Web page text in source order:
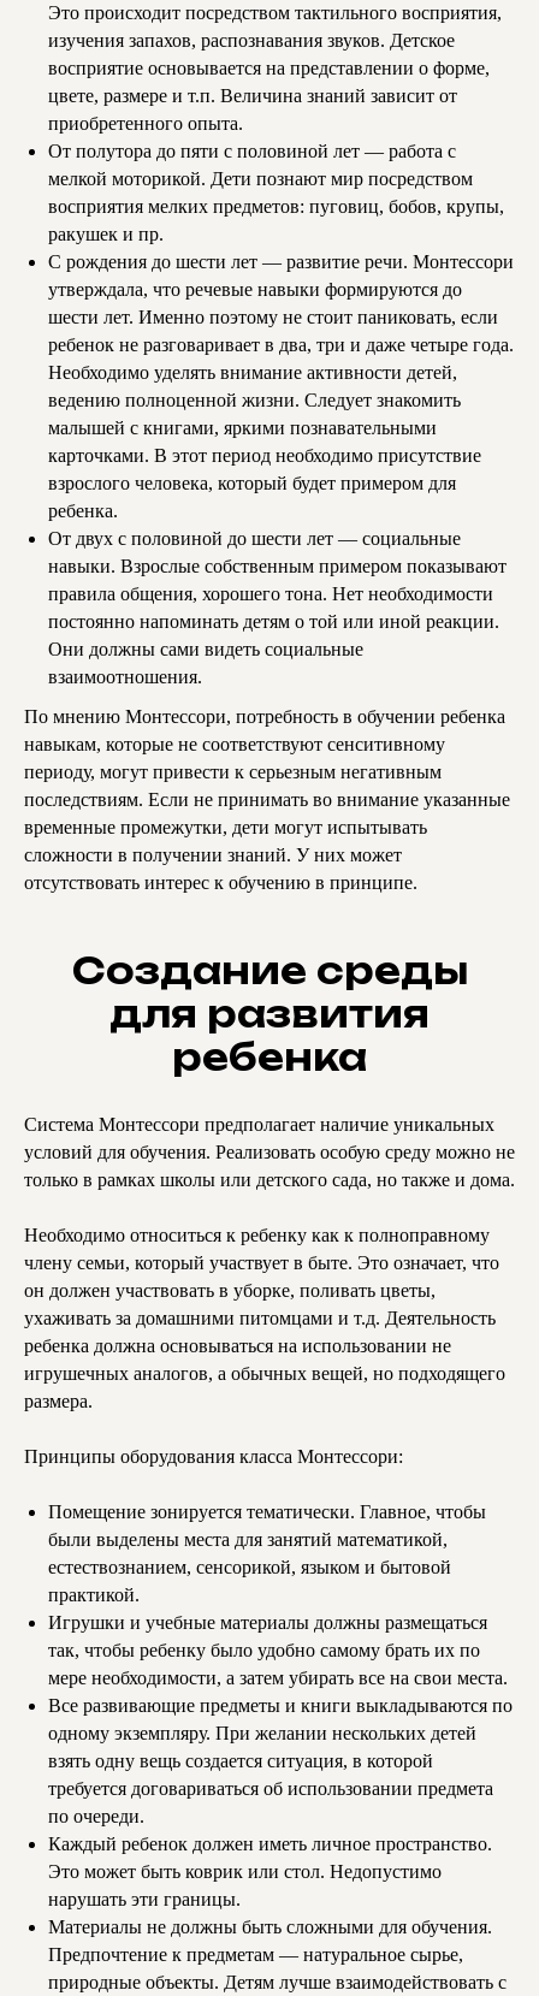
Это происходит посредством тактильного восприятия,
изучения запахов, распознавания звуков. Детское
восприятие основывается на представлении о форме,
цвете, размере и т.п. Величина знаний зависит от
приобретенного опыта.
От полутора до пяти с половиной лет — работа с
мелкой моторикой. Дети познают мир посредством
восприятия мелких предметов: пуговиц, бобов, крупы,
ракушек и пр.
С рождения до шести лет — развитие речи. Монтессори
утверждала, что речевые навыки формируются до
шести лет. Именно поэтому не стоит паниковать, если
ребенок не разговаривает в два, три и даже четыре года.
Необходимо уделять внимание активности детей,
ведению полноценной жизни. Следует знакомить
малышей с книгами, яркими познавательными
карточками. В этот период необходимо присутствие
взрослого человека, который будет примером для
ребенка.
От двух с половиной до шести лет — социальные
навыки. Взрослые собственным примером показывают
правила общения, хорошего тона. Нет необходимости
постоянно напоминать детям о той или иной реакции.
Они должны сами видеть социальные
взаимоотношения.
По мнению Монтессори, потребность в обучении ребенка
навыкам, которые не соответствуют сенситивному
периоду, могут привести к серьезным негативным
последствиям. Если не принимать во внимание указанные
временные промежутки, дети могут испытывать
сложности в получении знаний. У них может
отсутствовать интерес к обучению в принципе.
Создание среды
для развития
ребенка
Система Монтессори предполагает наличие уникальных
условий для обучения. Реализовать особую среду можно не
только в рамках школы или детского сада, но также и дома.
Необходимо относиться к ребенку как к полноправному
члену семьи, который участвует в быте. Это означает, что
он должен участвовать в уборке, поливать цветы,
ухаживать за домашними питомцами и т.д. Деятельность
ребенка должна основываться на использовании не
игрушечных аналогов, а обычных вещей, но подходящего
размера.
Принципы оборудования класса Монтессори:
Помещение зонируется тематически. Главное, чтобы
были выделены места для занятий математикой,
естествознанием, сенсорикой, языком и бытовой
практикой.
Игрушки и учебные материалы должны размещаться
так, чтобы ребенку было удобно самому брать их по
мере необходимости, а затем убирать все на свои места.
Все развивающие предметы и книги выкладываются по
одному экземпляру. При желании нескольких детей
взять одну вещь создается ситуация, в которой
требуется договариваться об использовании предмета
по очереди.
Каждый ребенок должен иметь личное пространство.
Это может быть коврик или стол. Недопустимо
нарушать эти границы.
Материалы не должны быть сложными для обучения.
Предпочтение к предметам — натуральное сырье,
природные объекты. Детям лучше взаимодействовать с